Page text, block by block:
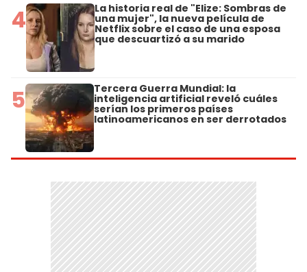
4 La historia real de "Elize: Sombras de
una mujer", la nueva película de
Netflix sobre el caso de una esposa
que descuartizó a su marido
5 Tercera Guerra Mundial: la
inteligencia artificial reveló cuáles
serían los primeros países
latinoamericanos en ser derrotados